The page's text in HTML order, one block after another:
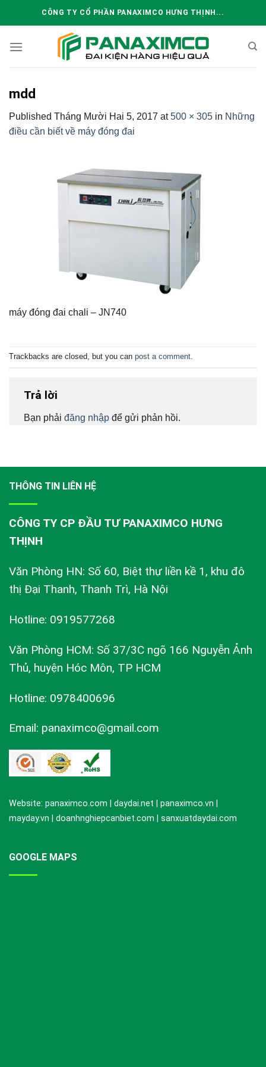
CÔNG TY CỔ PHẦN PANAXIMCO HƯNG THỊNH...
mdd
Published Tháng Mười Hai 5, 2017 at500 × 305 in Những
điều cần biết về máy đóng đai
máy đóng đai chali – JN740
Trackbacks are closed, but you can post a comment.
Trả lời
Bạn phải đăng nhập để gửi phản hồi.
THÔNG TIN LIÊN HỆ
CÔNG TY CP ĐẦU TƯ PANAXIMCO HƯNG
THỊNH
Văn Phòng HN: Số 60, Biệt thự liền kề 1, khu đô
thị Đại Thanh, Thanh Trì, Hà Nội
Hotline: 0919577268
Văn Phòng HCM: Số 37/3C ngõ 166 Nguyễn Ảnh
Thủ, huyện Hóc Môn, TP HCM
Hotline: 0978400696
Email: panaximco@gmail.com
Website: panaximco.com | daydai.net | panaximco.vn |
mayday.vn | doanhnghiepcanbiet.com | sanxuatdaydai.com
GOOGLE MAPS